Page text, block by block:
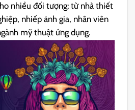
nhiều đối tượng: từ nhà thiết
nhiếp ảnh gia, nhân viên
mỹ thuật ứng dụng.